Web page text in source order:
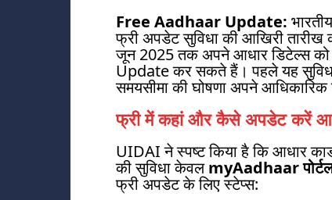
Free Aadhaar Update:
फ्री अपडेट सुविधा की आखिरी तारीख
जून 2025 तक अपने आधार डिटेल्स
Update कर सकते हैं। पहले यह
समयसीमा की घोषणा अपने
फ्री में कहां और कैसे अपडेट करें
UIDAI ने स्पष्ट किया है कि आधार
की सुविधा केवलmyAadhaar
फ्री अपडेट के लिए स्टेप्स: